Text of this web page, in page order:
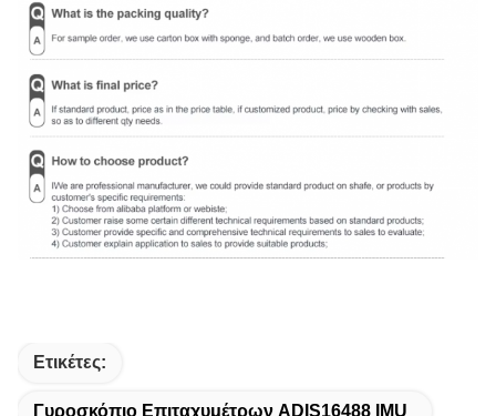
Ετικέτες:
Γυροσκόπιο Επιταχυμέτρων ADIS16488 IMU